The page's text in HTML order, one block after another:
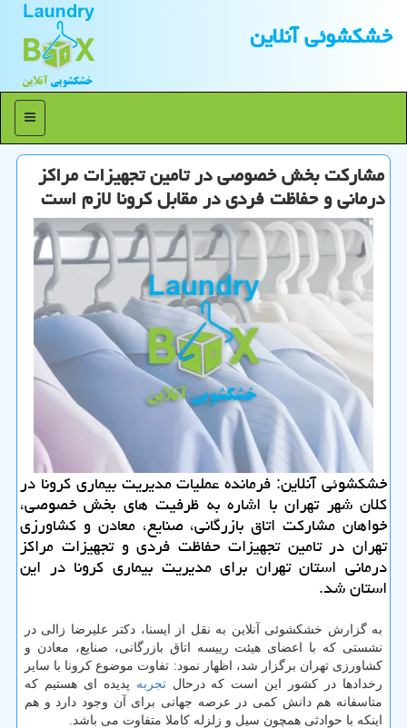
خشكشوئی آنلاین
منو
مشاركت بخش خصوصی در تامین تجهیزات مراكز
درمانی و حفاظت فردی در مقابل كرونا لازم است
خشكشوئی آنلاین: فرمانده عملیات مدیریت بیماری كرونا در
كلان شهر تهران با اشاره به ظرفیت های بخش خصوصی،
خواهان مشاركت اتاق بازرگانی، صنایع، معادن و كشاورزی
تهران در تامین تجهیزات حفاظت فردی و تجهیزات مراكز
درمانی استان تهران برای مدیریت بیماری كرونا در این
استان شد.
به گزارش خشكشوئی آنلاین به نقل از ایسنا، دكتر علیرضا زالی در
نشستی كه با اعضای هیئت رییسه اتاق بازرگانی، صنایع، معادن و
كشاورزی تهران برگزار شد، اظهار نمود: تفاوت موضوع كرونا با سایر
رخدادها در كشور این است كه درحالتجربه پدیده ای هستیم كه
متاسفانه هم دانش كمی در عرصه جهانی برای آن وجود دارد و هم
اینكه با حوادثی همچون سیل و زلزله كاملا متفاوت می باشد.